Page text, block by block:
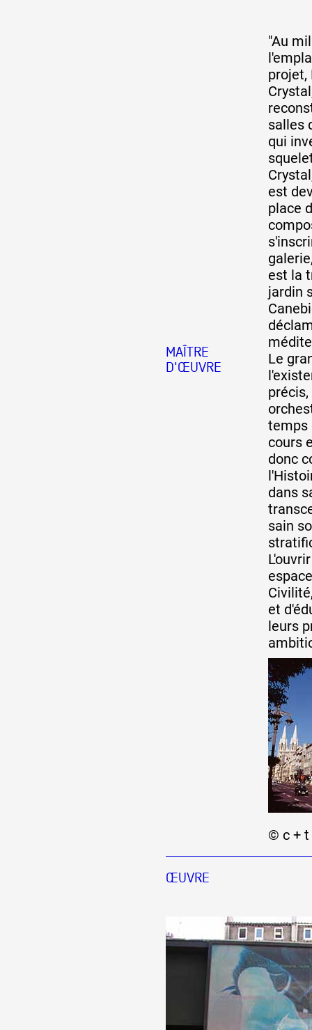
Visites d'ateliers
Production vidéo
1% œuvres
Réseau
Année par année
MAÎTRE
D'ŒUVRE
"Au
projet,
salles
qui
est
place
est la
jardin
Le
temps
cours
donc
dans
sain
et
leurs
© c +
ŒUVRE